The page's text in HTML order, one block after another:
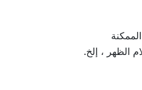
الظهر ، إلخ.